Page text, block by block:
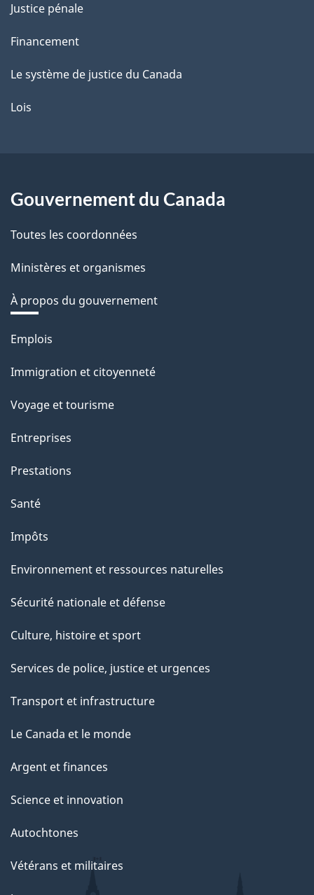
Justice pénale
Financement
Le système de justice du Canada
Lois
Gouvernement du Canada
Toutes les coordonnées
Ministères et organismes
À propos du gouvernement
Thèmes
sujets
Emplois
Immigration et citoyenneté
Voyage et tourisme
Entreprises
Prestations
Santé
Impôts
Environnement et ressources naturelles
Sécurité nationale et défense
Culture, histoire et sport
Services de police, justice et urgences
Transport et infrastructure
Le Canada et le monde
Argent et finances
Science et innovation
Autochtones
Vétérans et militaires